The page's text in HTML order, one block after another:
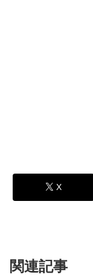
X
関連記事